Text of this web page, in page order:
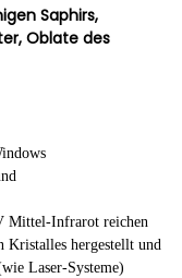
Saphirs,
Oblate des
Mittel-Infrarot reichen
Kristalles hergestellt und
Laser-Systeme)